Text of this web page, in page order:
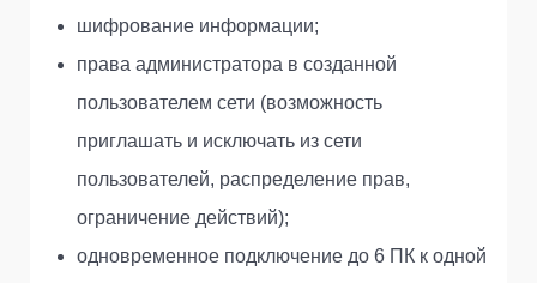
шифрование информации;
права администратора в созданной
пользователем сети (возможность
приглашать и исключать из сети
пользователей, распределение прав,
ограничение действий);
одновременное подключение до 6 ПК к одной